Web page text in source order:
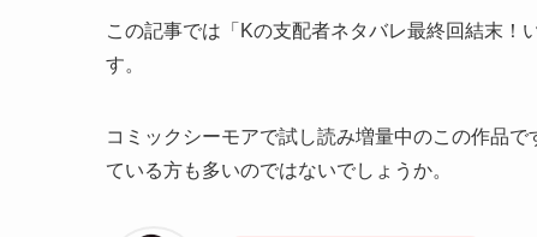
この記事では「Kの支配者ネタバレ最終回結末
す。
コミックシーモアで試し読み増量中のこの作品
ている方も多いのではないでしょうか。